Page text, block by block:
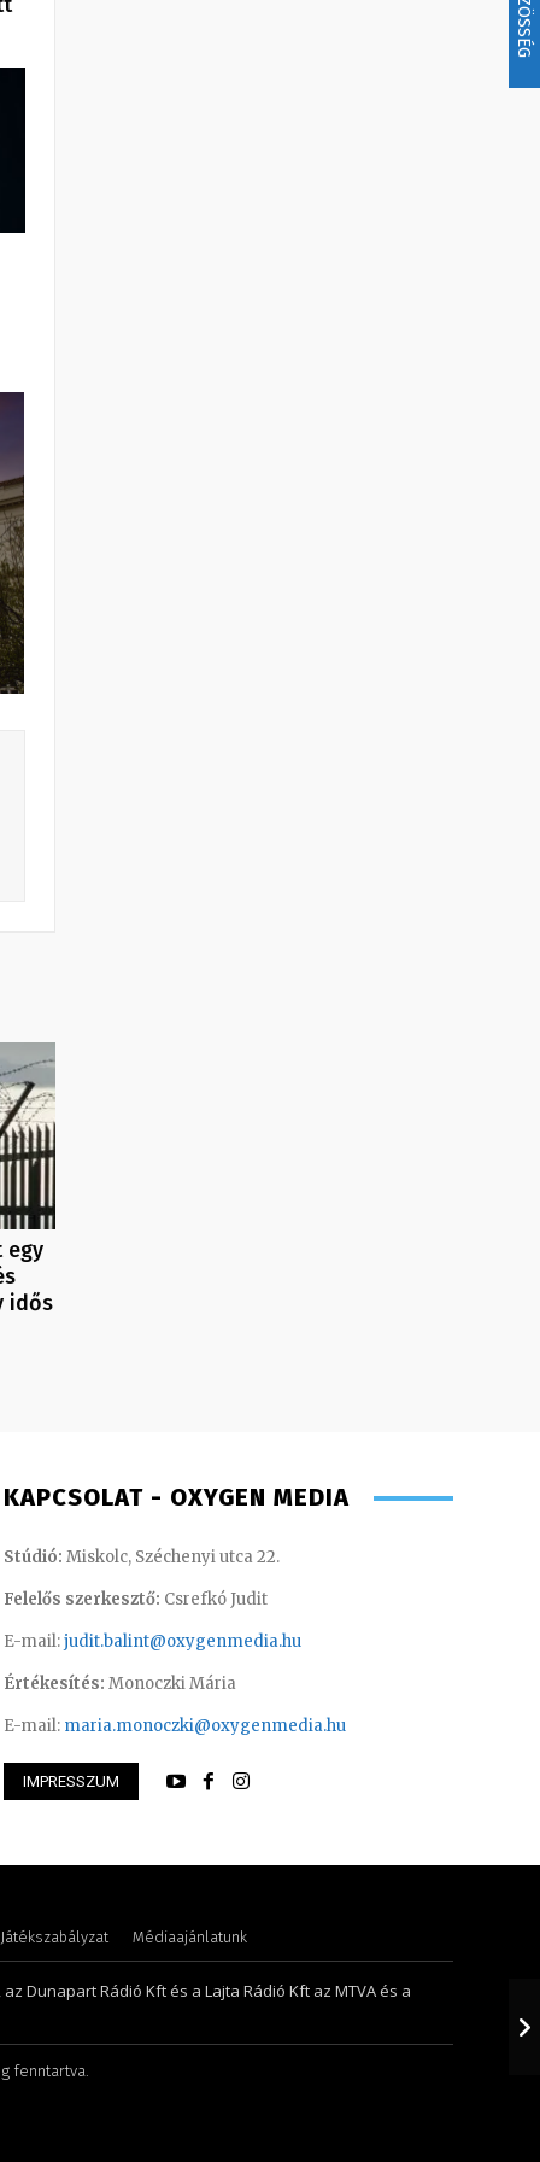
egy
idős
– sales manager
KAPCSOLAT - OXYGEN MEDIA
Stúdió: Miskolc, Széchenyi utca 22.
Felelős szerkesztő: Csrefkó Judit
E-mail:judit.balint@oxygenmedia.hu
Értékesítés: Monoczki Mária
E-mail: maria.monoczki@oxygenmedia.hu
IMPRESSZUM
Játékszabályzat Médiaajánlatunk
Dunapart Rádió Kft és a Lajta Rádió Kft az MTVA és a
fenntartva.